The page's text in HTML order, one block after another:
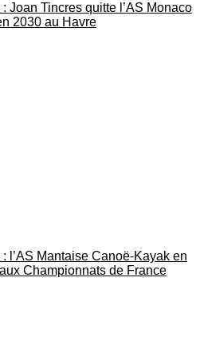
Joan Tincres quitte l’AS Monaco
2030 au Havre
l’AS Mantaise Canoë‑Kayak en
Championnats de France